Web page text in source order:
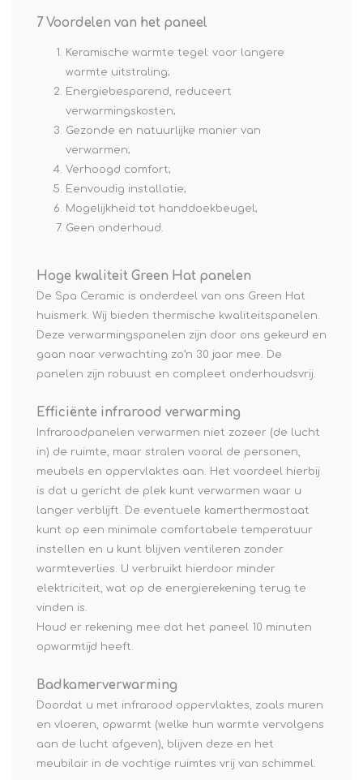
7 Voordelen van het paneel
Keramische warmte tegel: voor langere
warmte uitstraling;
Energiebesparend, reduceert
verwarmingskosten;
Gezonde en natuurlijke manier van
verwarmen;
Verhoogd comfort;
Eenvoudig installatie;
Mogelijkheid tot handdoekbeugel;
Geen onderhoud.
Hoge kwaliteit Green Hat panelen
De Spa Ceramic is onderdeel van ons Green Hat
huismerk. Wij bieden thermische kwaliteitspanelen.
Deze verwarmingspanelen zijn door ons gekeurd en
gaan naar verwachting zo’n 30 jaar mee. De
panelen zijn robuust en compleet onderhoudsvrij.
Efficiënte infrarood verwarming
Infraroodpanelen verwarmen niet zozeer (de lucht
in) de ruimte, maar stralen vooral de personen,
meubels en oppervlaktes aan. Het voordeel hierbij
is dat u gericht de plek kunt verwarmen waar u
langer verblijft. De eventuele kamerthermostaat
kunt op een minimale comfortabele temperatuur
instellen en u kunt blijven ventileren zonder
warmteverlies. U verbruikt hierdoor minder
elektriciteit, wat op de energierekening terug te
vinden is.
Houd er rekening mee dat het paneel 10 minuten
opwarmtijd heeft.
Badkamerverwarming
Doordat u met infrarood oppervlaktes, zoals muren
en vloeren, opwarmt (welke hun warmte vervolgens
aan de lucht afgeven), blijven deze en het
meubilair in de vochtige ruimtes vrij van schimmel.